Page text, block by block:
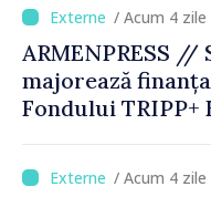
/ Acum 4 zile
ARMENPRESS //
majorează
Fondului TRIPP+
milioane de dolari
/ Acum 4 zile